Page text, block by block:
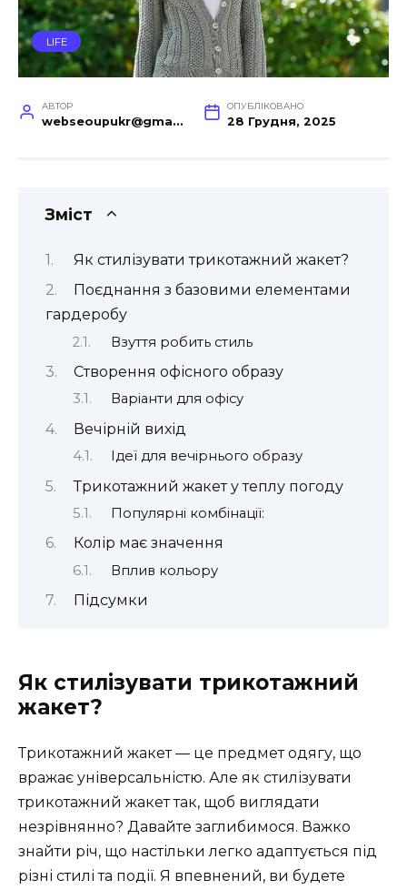
LIFE
АВТОР
webseoupukr@gmail.com
ОПУБЛІКОВАНО
28 Грудня, 2025
Зміст
Як стилізувати трикотажний жакет?
Поєднання з базовими елементами
гардеробу
Взуття робить стиль
Створення офісного образу
Варіанти для офісу
Вечірній вихід
Ідеї для вечірнього образу
Трикотажний жакет у теплу погоду
Популярні комбінації:
Колір має значення
Вплив кольору
Підсумки
Як стилізувати трикотажний
жакет?
Трикотажний жакет — це предмет одягу, що
вражає універсальністю. Але як стилізувати
трикотажний жакет так, щоб виглядати
незрівнянно? Давайте заглибимося. Важко
знайти річ, що настільки легко адаптується під
різні стилі та події. Я впевнений, ви будете